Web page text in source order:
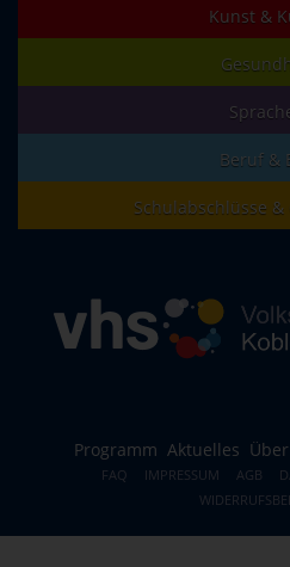
Kunst &
Beruf &
Schulabschlüsse
Programm Aktuelles
FAQ IMPRESSUM AGB